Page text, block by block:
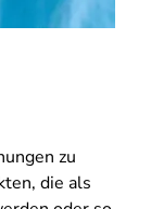
zu
die als